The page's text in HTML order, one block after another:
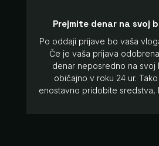
Prejmite denar na svoj
Po oddaji prijave bo vaša
Če je vaša prijava
denar neposredno na svoj
običajno v roku 24 ur.
enostavno pridobite sredstva,